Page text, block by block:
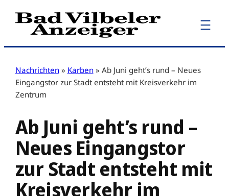
Zum
Inhalt
Nachrichten » Karben » Ab Juni geht’s rund – Neues
Eingangstor zur Stadt entsteht mit Kreisverkehr im
Zentrum
Ab Juni geht’s rund –
Neues Eingangstor
zur Stadt entsteht mit
Kreisverkehr im